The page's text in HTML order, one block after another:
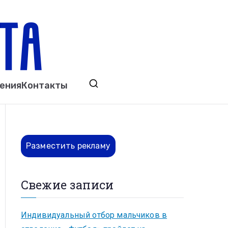
Выкса. Муром. Кулебаки. Навашино,
Контакты
Разместить рекламу
Свежие записи
Индивидуальный отбор мальчиков в